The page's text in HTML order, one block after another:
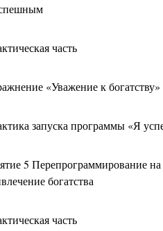
часть
«Уважение к богатству»
запуска программы «Я
5 Перепрограммирование на
богатства
часть